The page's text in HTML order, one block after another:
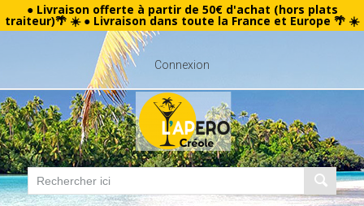
● Livraison offerte à partir de 50€ d'achat (hors plats
traiteur)🌴 ☀️ ● Livraison dans toute la France et Europe 🌴 ☀️
Connexion